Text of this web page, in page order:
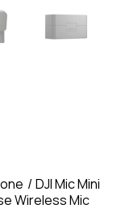
DJI Mic Mini
Wireless Mic